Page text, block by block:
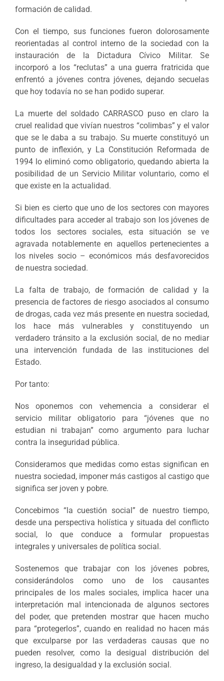
formación de calidad.
Con el tiempo, sus funciones fueron dolorosamente
reorientadas al control interno de la sociedad con la
instauración de la Dictadura Cívico Militar. Se
incorporó a los “reclutas” a una guerra fratricida que
enfrentó a jóvenes contra jóvenes, dejando secuelas
que hoy todavía no se han podido superar.
La muerte del soldado CARRASCO puso en claro la
cruel realidad que vivían nuestros “colimbas” y el valor
que se le daba a su trabajo. Su muerte constituyó un
punto de inflexión, y La Constitución Reformada de
1994 lo eliminó como obligatorio, quedando abierta la
posibilidad de un Servicio Militar voluntario, como el
que existe en la actualidad.
Si bien es cierto que uno de los sectores con mayores
dificultades para acceder al trabajo son los jóvenes de
todos los sectores sociales, esta situación se ve
agravada notablemente en aquellos pertenecientes a
los niveles socio – económicos más desfavorecidos
de nuestra sociedad.
La falta de trabajo, de formación de calidad y la
presencia de factores de riesgo asociados al consumo
de drogas, cada vez más presente en nuestra sociedad,
los hace más vulnerables y constituyendo un
verdadero tránsito a la exclusión social, de no mediar
una intervención fundada de las instituciones del
Estado.
Por tanto:
Nos oponemos con vehemencia a considerar el
servicio militar obligatorio para “jóvenes que no
estudian ni trabajan” como argumento para luchar
contra la inseguridad pública.
Consideramos que medidas como estas significan en
nuestra sociedad, imponer más castigos al castigo que
significa ser joven y pobre.
Concebimos “la cuestión social” de nuestro tiempo,
desde una perspectiva holística y situada del conflicto
social, lo que conduce a formular propuestas
integrales y universales de política social.
Sostenemos que trabajar con los jóvenes pobres,
considerándolos como uno de los causantes
principales de los males sociales, implica hacer una
interpretación mal intencionada de algunos sectores
del poder, que pretenden mostrar que hacen mucho
para “protegerlos”, cuando en realidad no hacen más
que exculparse por las verdaderas causas que no
pueden resolver, como la desigual distribución del
ingreso, la desigualdad y la exclusión social.